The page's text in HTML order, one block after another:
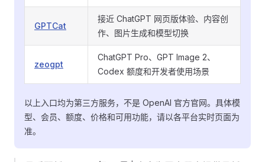
GPTCat
接近 ChatGPT 网页版体验、内容创
作、图片生成和模型切换
zeogpt
ChatGPT Pro、GPT Image 2、
Codex 额度和开发者使用场景
以上入口均为第三方服务，不是 OpenAI 官方官网。具体模
型、会员、额度、价格和可用功能，请以各平台实时页面为
准。